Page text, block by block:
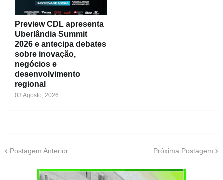
Preview CDL apresenta
Uberlândia Summit
2026 e antecipa debates
sobre inovação,
negócios e
desenvolvimento
regional
03 Agosto, 2026
Postagem Anterior Próxima Postagem